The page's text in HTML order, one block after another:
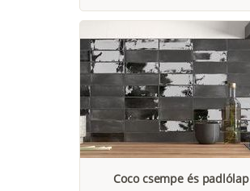
Coco csempe és padlólap